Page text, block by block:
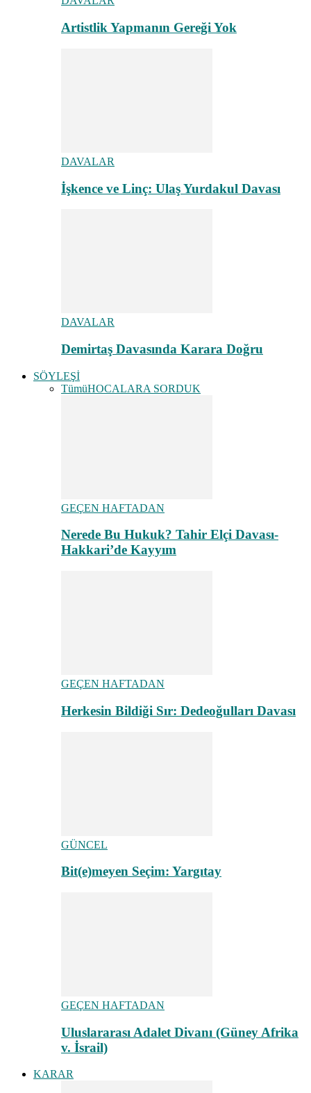
Artistlik Yapmanın Gereği Yok
DAVALAR
İşkence ve Linç: Ulaş Yurdakul Davası
DAVALAR
Demirtaş Davasında Karara Doğru
SÖYLEŞİ
TümüHOCALARA SORDUK
GEÇEN HAFTADAN
Nerede Bu Hukuk? Tahir Elçi Davası-
Hakkari’de Kayyım
GEÇEN HAFTADAN
Herkesin Bildiği Sır: Dedeoğulları Davası
GÜNCEL
Bit(e)meyen Seçim: Yargıtay
GEÇEN HAFTADAN
Uluslararası Adalet Divanı (Güney Afrika
v. İsrail)
KARAR